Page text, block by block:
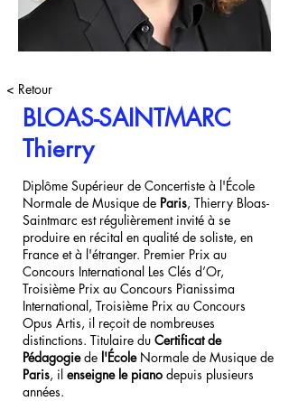
< Retour
BLOAS-SAINTMARC
Thierry
Diplôme Supérieur de Concertiste à l'École
Normale de Musique de Paris, Thierry Bloas-
Saintmarc est régulièrement invité à se
produire en récital en qualité de soliste, en
France et à l'étranger. Premier Prix au
Concours International Les Clés d’Or,
Troisième Prix au Concours Pianissima
International, Troisième Prix au Concours
Opus Artis, il reçoit de nombreuses
distinctions. Titulaire du Certificat de
Pédagogiede l'ÉcoleNormale de Musique de
Paris, il enseigne le piano depuis plusieurs
années.